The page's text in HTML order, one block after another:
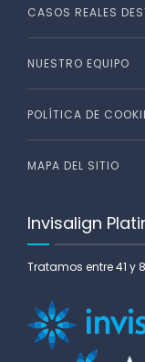
CASOS REALES
NUESTRO EQUIPO
POLÍTICA DE
MAPA DEL SITIO
Invisalign
Tratamos entre 41 y